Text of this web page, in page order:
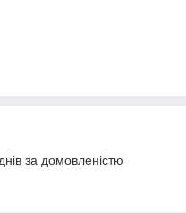
за домовленістю